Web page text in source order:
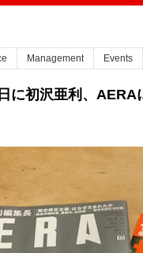
Management Events
に初沢亜利、